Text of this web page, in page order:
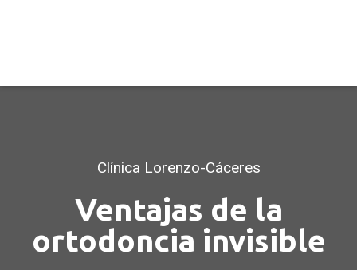
Clínica Lorenzo-Cáceres
Ventajas de la
ortodoncia invisible